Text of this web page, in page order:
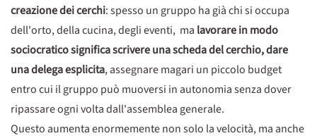
creazione dei cerchi: spesso un gruppo ha già chi si occupa
dell'orto, della cucina, degli eventi, ma lavorare in modo
sociocratico significa scrivere una scheda del cerchio, dare
una delega esplicita, assegnare magari un piccolo budget
entro cui il gruppo può muoversi in autonomia senza dover
ripassare ogni volta dall'assemblea generale.
Questo aumenta enormemente non solo la velocità, ma anche